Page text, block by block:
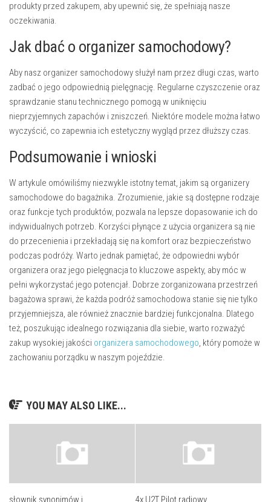
produkty przed zakupem, aby upewnić się, że spełniają nasze
oczekiwania.
Jak dbać o organizer samochodowy?
Aby nasz organizer samochodowy służył nam przez długi czas, warto
zadbać o jego odpowiednią pielęgnację. Regularne czyszczenie oraz
sprawdzanie stanu technicznego pomogą w uniknięciu
nieprzyjemnych zapachów i zniszczeń. Niektóre modele można łatwo
wyczyścić, co zapewnia ich estetyczny wygląd przez dłuższy czas.
Podsumowanie i wnioski
W artykule omówiliśmy niezwykle istotny temat, jakim są organizery
samochodowe do bagażnika. Zrozumienie, jakie są dostępne rodzaje
oraz funkcje tych produktów, pozwala na lepsze dopasowanie ich do
indywidualnych potrzeb. Korzyści płynące z użycia organizera są nie
do przecenienia i przekładają się na komfort oraz bezpieczeństwo
podczas podróży. Warto jednak pamiętać, że odpowiedni wybór
organizera oraz jego pielęgnacja to kluczowe aspekty, aby móc w
pełni wykorzystać jego potencjał. Dobrze zorganizowana przestrzeń
bagażowa sprawi, że każda podróż samochodowa stanie się nie tylko
przyjemniejsza, ale również znacznie bardziej funkcjonalna. Dlatego
też, poszukując idealnego rozwiązania dla siebie, warto rozważyć
zakup wysokiej jakości organizera samochodowego, który pomoże w
zachowaniu porządku w naszym pojeździe.
YOU MAY ALSO LIKE...
słownik synonimów i 4x U2T Pilot radiowy